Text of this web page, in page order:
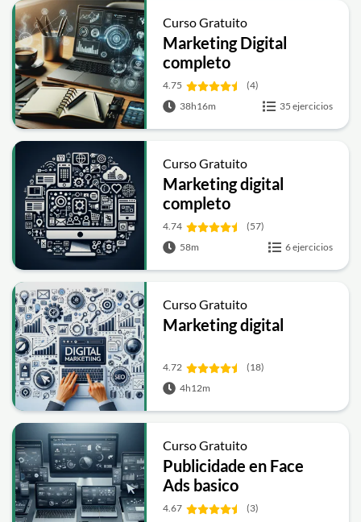
Curso Gratuito
Marketing Digital
completo
4.75
(4)
38h16m
35 ejercicios
Curso Gratuito
Marketing digital
completo
4.74
(57)
58m
6 ejercicios
Curso Gratuito
Marketing digital
4.72
(18)
4h12m
Curso Gratuito
Publicidade en Face
Ads basico
4.67
(3)